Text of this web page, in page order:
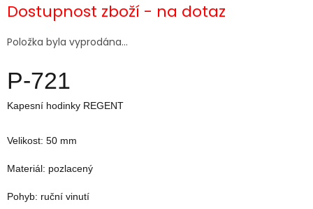
cena:
Dostupnost zboží - na dotaz
Položka byla vyprodána…
P-721
Kapesní hodinky REGENT
Velikost: 50 mm
Materiál: pozlacený
Pohyb: ruční vinutí